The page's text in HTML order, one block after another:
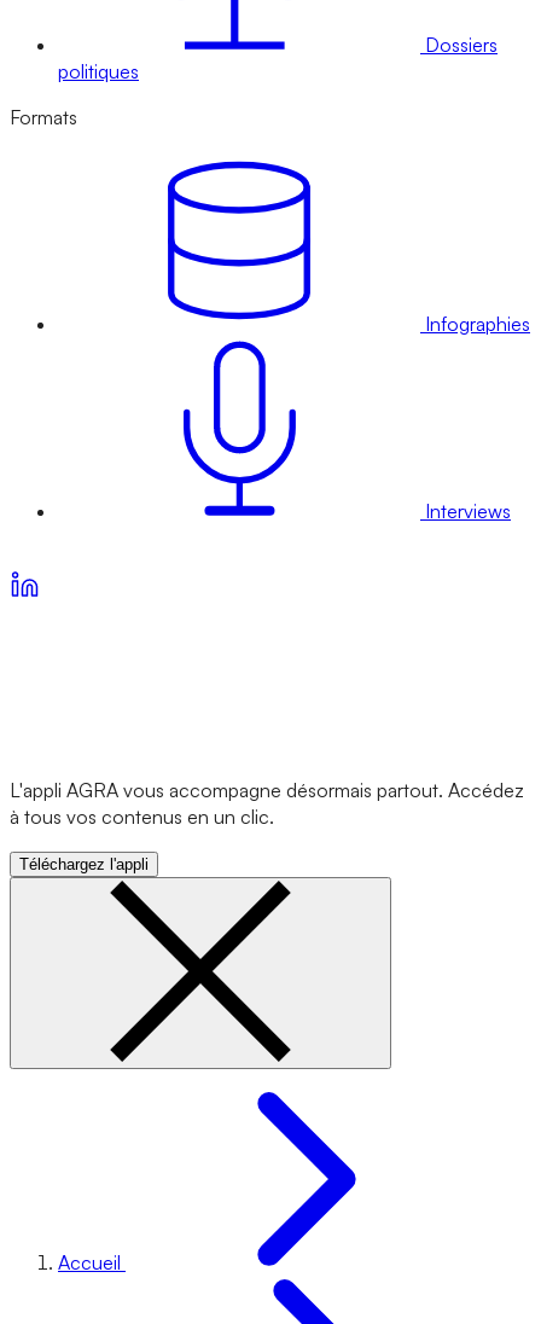
Dossiers
politiques
Formats
Infographies
Interviews
L'appli AGRA vous accompagne désormais partout. Accédez
à tous vos contenus en un clic.
Téléchargez l'appli
Accueil